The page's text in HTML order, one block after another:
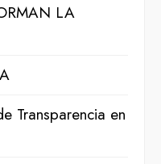
LA
Transparencia en